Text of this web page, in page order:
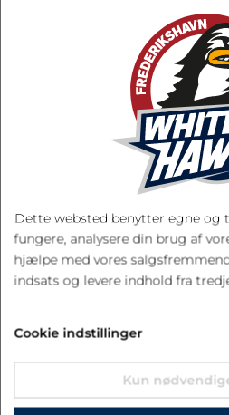
349,00 kr.
LÆG I
RELATEREDE
Dette websted benytter egne og
fungere, analysere din brug af
hjælpe med vores
indsats og levere indhold fra
Cookie indstillinger
Kun